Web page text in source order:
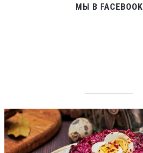
МЫ В FACEBOOK